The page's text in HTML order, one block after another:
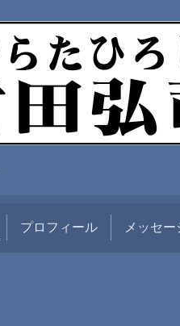
プロフィール メッセー